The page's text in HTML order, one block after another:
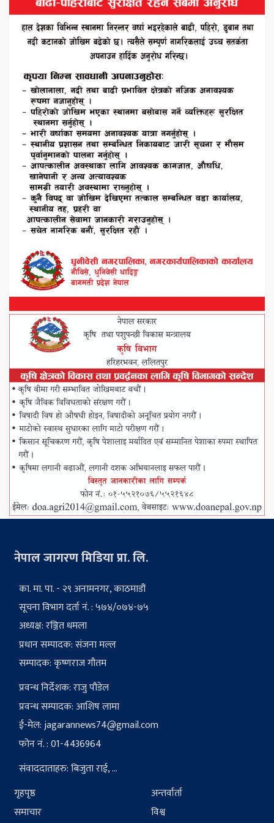
नेपाल जागरण मिडिया प्रा. लि.
का. मा. पा. - २९ अनामनगर, काठमाडौं
सूचना विभाग दर्ता नं. : ५७४/०७४-७५
अध्यक्ष: रञ्जित धमला
प्रधान सम्पादक: संजना मल्ल
सम्पादक: कृष्णराज गौतम
प्रवन्ध निर्देशक: राजु पौडेल
प्रवन्ध सम्पादक: आशिष लामा
ई-मेल:jagarannews74@gmail.com
फोन नं. : 01-4436964
संवाददाताहरु: बिजुता राई, ...
गृहपृष्ठ
समाचार
अन्तर्वार्ता
विश्व